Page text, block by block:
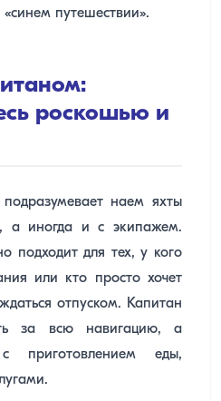
путешествии».
роскошью и
наем яхты
а иногда и с экипажем.
подходит для тех, у кого
или кто просто хочет
отпуском. Капитан
за всю навигацию, а
приготовлением еды,